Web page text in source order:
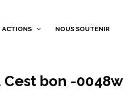
ACTIONS NOUS SOUTENIR
Cest bon -